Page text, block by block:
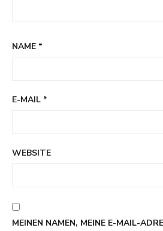
NAME *
E-MAIL *
WEBSITE
MEINEN NAMEN, MEINE E-MAIL-